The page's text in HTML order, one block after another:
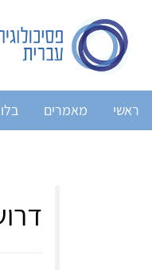
ראשי מאמרים